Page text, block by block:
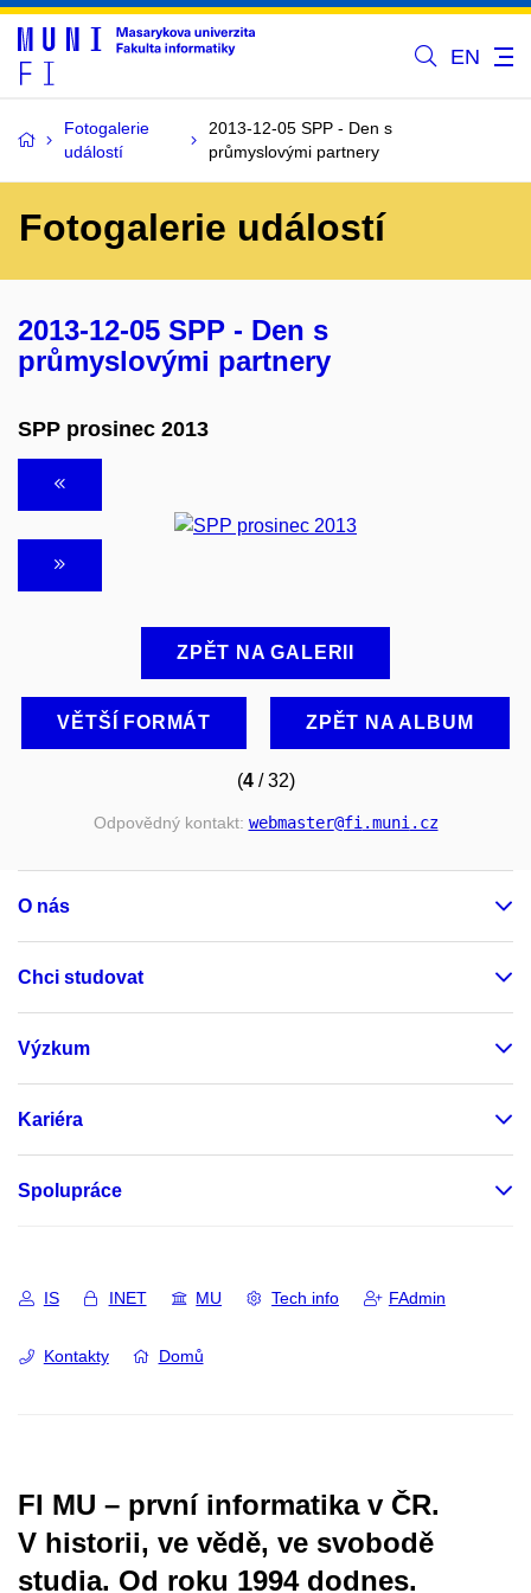
EN
Fotogalerie
událostí
2013-12-05 SPP - Den s
průmyslovými partnery
Fotogalerie událostí
2013-12-05 SPP - Den s
průmyslovými partnery
SPP prosinec 2013
ZPĚT NA GALERII
VĚTŠÍ FORMÁT ZPĚT NA ALBUM
(4/ 32)
Odpovědný kontakt: webmaster@fi.muni.cz
O nás
Chci studovat
Výzkum
Kariéra
Spolupráce
IS INET MU Tech info FAdmin
Kontakty Domů
FI MU – první informatika v ČR.
V historii, ve vědě, ve svobodě
studia. Od roku 1994 dodnes.